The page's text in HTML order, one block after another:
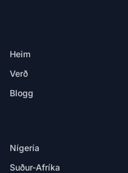
Heim
Verð
Blogg
Nígería
Suður-Afríka